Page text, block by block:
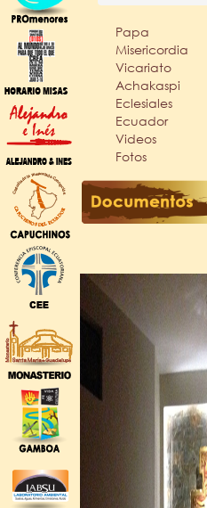
Papa
Misericordia
Vicariato
Achakaspi
Eclesiales
Ecuador
Videos
Fotos